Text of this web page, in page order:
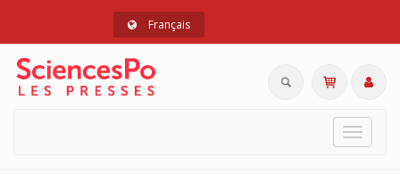
Français
Toggle